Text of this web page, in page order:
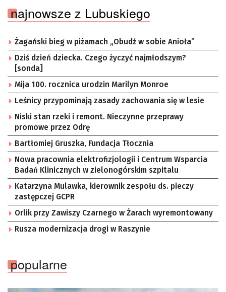
najnowsze z Lubuskiego
Żagański bieg w piżamach „Obudź w sobie Anioła”
Dziś dzień dziecka. Czego życzyć najmłodszym?
[sonda]
Mija 100. rocznica urodzin Marilyn Monroe
Leśnicy przypominają zasady zachowania się w lesie
Niski stan rzeki i remont. Nieczynne przeprawy
promowe przez Odrę
Bartłomiej Gruszka, Fundacja Tłocznia
Nowa pracownia elektrofizjologii i Centrum Wsparcia
Badań Klinicznych w zielonogórskim szpitalu
Katarzyna Mulawka, kierownik zespołu ds. pieczy
zastępczej GCPR
Orlik przy Zawiszy Czarnego w Żarach wyremontowany
Rusza modernizacja drogi w Raszynie
popularne